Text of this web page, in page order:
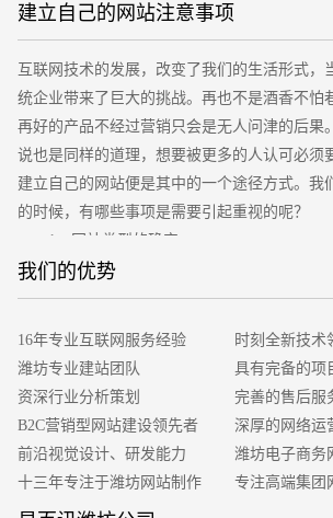
建立自己的网站注意事项
互联网技术的发展，改变了我们的生活形式，
统企业带来了巨大的挑战。再也不是酒香不怕
再好的产品不经过营销只会是无人问津的后果
说也是同样的道理，想要被更多的人认可必须
建立自己的网站便是其中的一个途径方式。我
的时候，有哪些事项是需要引起重视的呢？
1、网站类型的确定
在建立自己的网站之前，首先需要做的便是
型，也就是说给网站定一个总基调，后续才能
我们的优势
16年专业互联网服务经验
潍坊专业建站团队
资深行业分析策划
B2C营销型网站建设领先者
前沿视觉设计、研发能力
十三年专注于潍坊网站制作
客户的满意是我们唯一的宗旨
时刻全新技术
具有完备的项
完善的售后服
深厚的网络运
潍坊电子商务
专注高端集团
您的预算 1万-3万